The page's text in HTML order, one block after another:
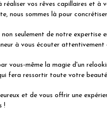
vos rêves capillaires et à
nous sommes là pour
seulement de notre expertise
à vous écouter
vous-même la magie d'un
fera ressortir toute votre
et de vous offrir une
!